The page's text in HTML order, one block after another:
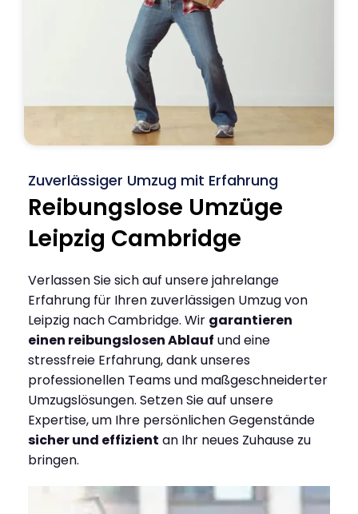
Zuverlässiger Umzug mit Erfahrung
Reibungslose Umzüge
Leipzig Cambridge
Verlassen Sie sich auf unsere jahrelange
Erfahrung für Ihren zuverlässigen Umzug von
Leipzig nach Cambridge. Wir garantieren
einen reibungslosen Ablauf und eine
stressfreie Erfahrung, dank unseres
professionellen Teams und maßgeschneiderter
Umzugslösungen. Setzen Sie auf unsere
Expertise, um Ihre persönlichen Gegenstände
sicher und effizient an Ihr neues Zuhause zu
bringen.